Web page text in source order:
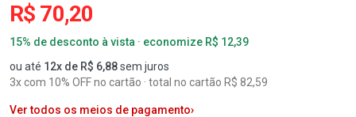
R$ 70,20
15% de desconto à vista · economize R$ 12,39
ou até 12x de R$ 6,88sem juros
3x com 10% OFF no cartão · total no cartão R$ 82,59
Ver todos os meios de pagamento›